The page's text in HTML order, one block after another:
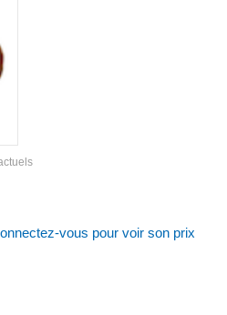
vous pour voir son prix